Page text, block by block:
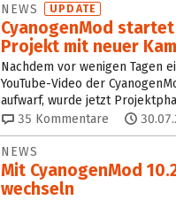
NEWS UPDATE
CyanogenMod startet
Projekt mit neuer
Nachdem vor wenigen Tagen
YouTube-Video der
aufwarf, wurde jetzt
35 Kommentare
NEWS
Mit CyanogenMod
wechseln